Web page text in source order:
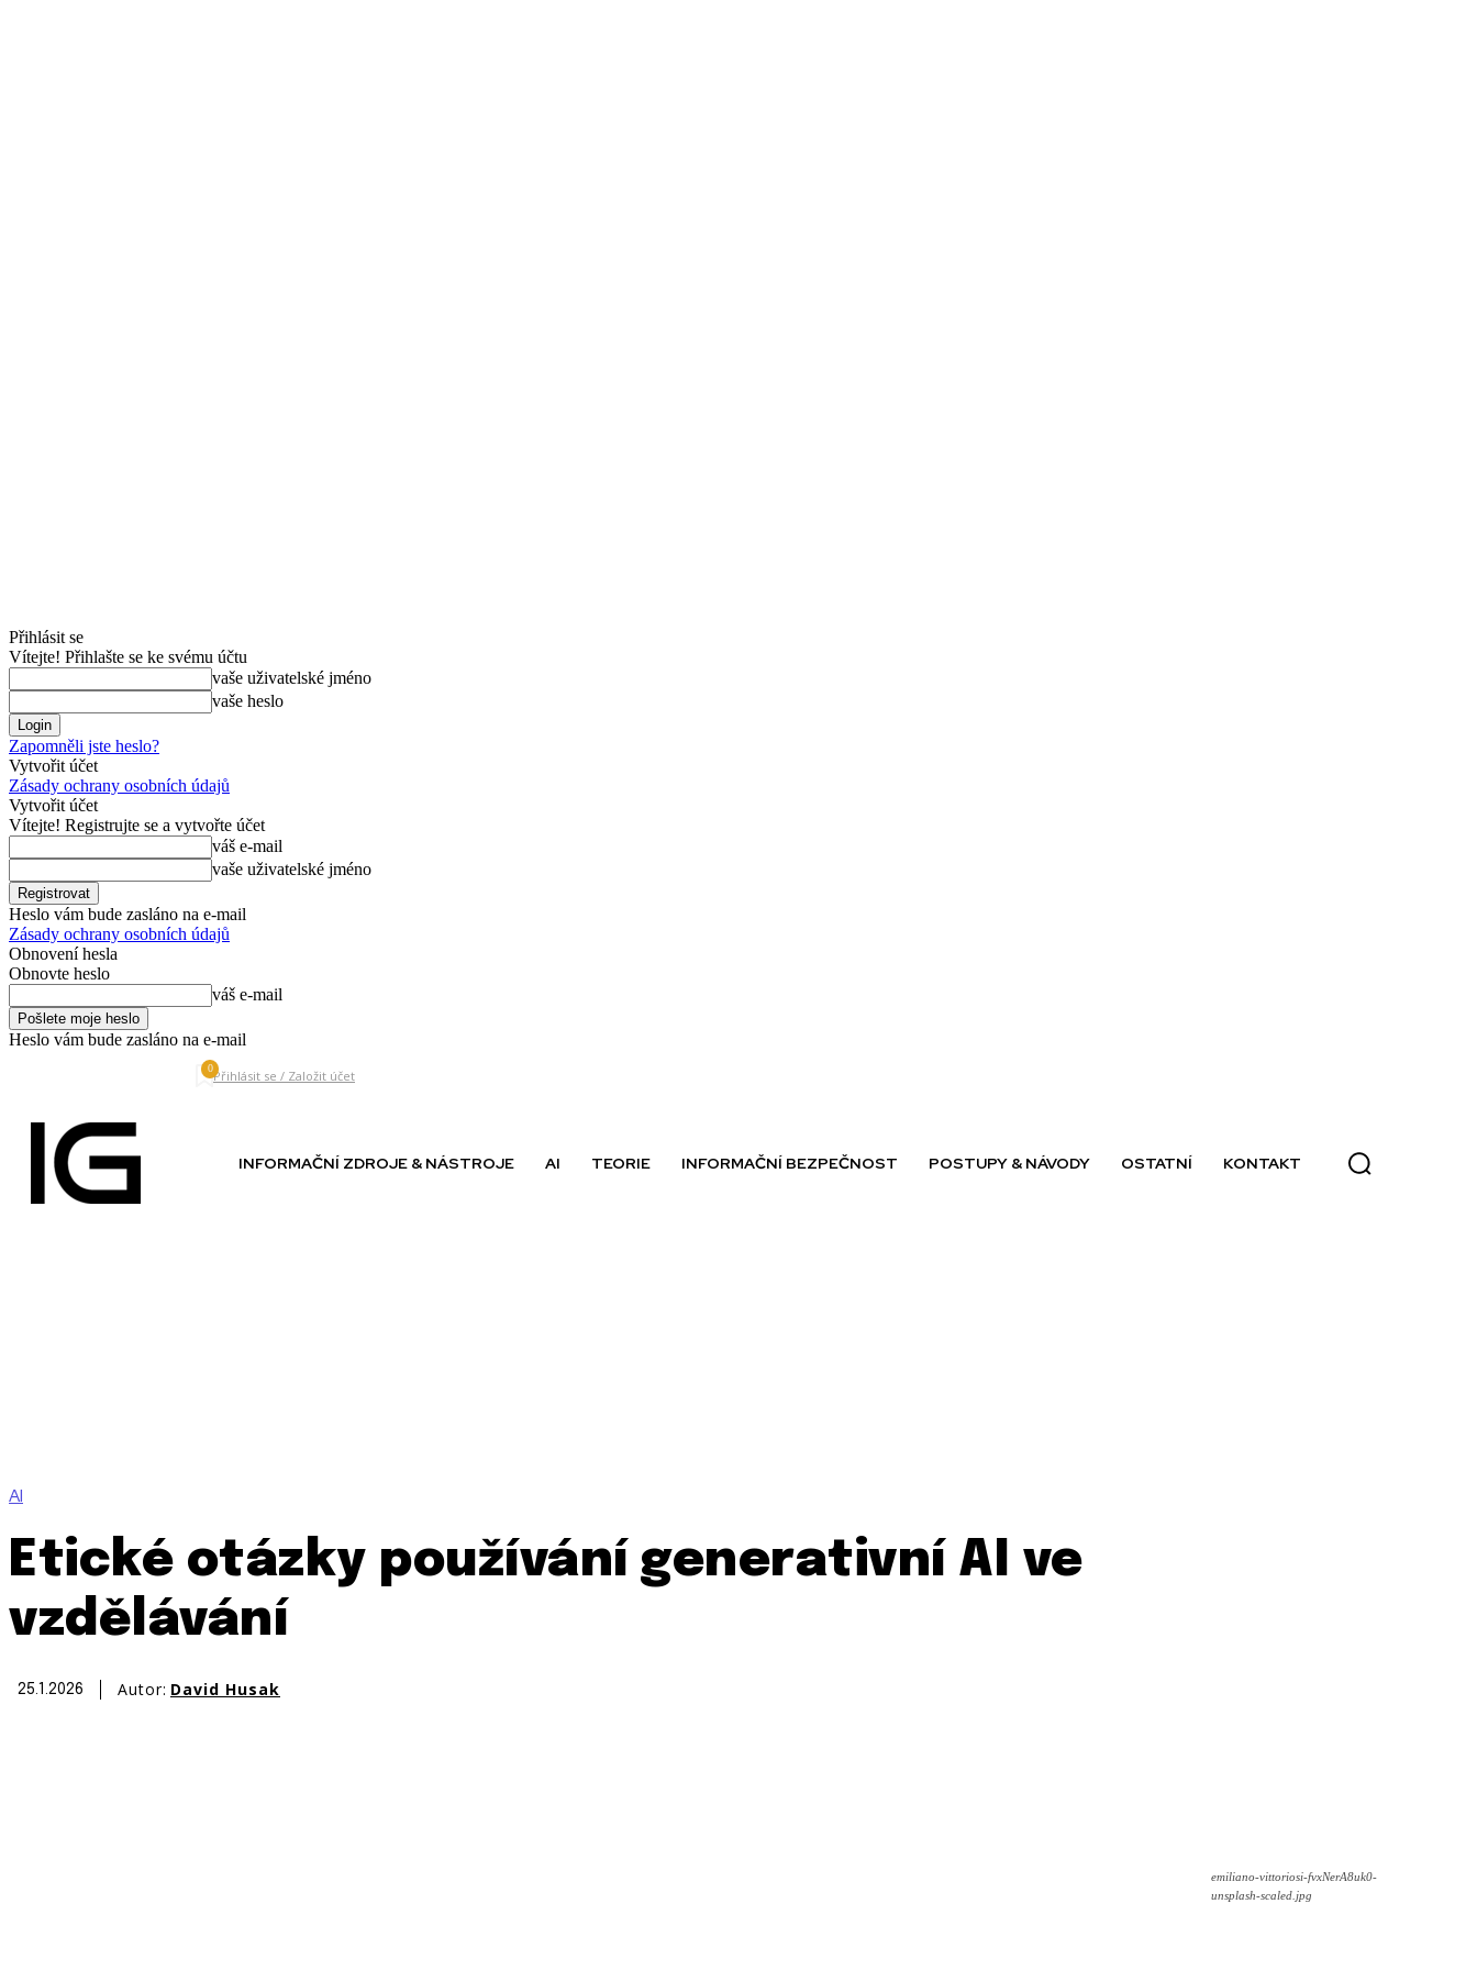
Přihlásit se
Vítejte! Přihlašte se ke svému účtu
vaše uživatelské jméno
vaše heslo
Zapomněli jste heslo?
Vytvořit účet
Zásady ochrany osobních údajů
Vytvořit účet
Vítejte! Registrujte se a vytvořte účet
váš e-mail
vaše uživatelské jméno
Heslo vám bude zasláno na e-mail
Zásady ochrany osobních údajů
Obnovení hesla
Obnovte heslo
váš e-mail
Heslo vám bude zasláno na e-mail
0Přihlásit se / Založit účet
INFORMAČNÍ ZDROJE & NÁSTROJE AI TEORIE INFORMAČNÍ BEZPEČNOST POSTUPY & NÁVODY OSTATNÍ KONTAKT
AI
Etické otázky používání generativní AI ve
vzdělávání
25.1.2026 Autor: David Husak
emiliano-vittoriosi-fvxNerA8uk0-
unsplash-scaled.jpg